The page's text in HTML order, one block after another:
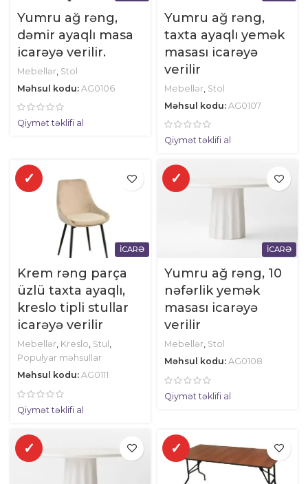
Yumru ağ rəng,
dəmir ayaqlı masa
icarəyə verilir.
Mebellər, Stol
Məhsul kodu: AG0106
Qiymət təklifi al
Yumru ağ rəng,
taxta ayaqlı yemək
masası icarəyə
verilir
Mebellər, Stol
Məhsul kodu: AG0107
Qiymət təklifi al
İCARƏ
✓
Krem rəng parça
üzlü taxta ayaqlı,
kreslo tipli stullar
icarəyə verilir
Mebellər, Kreslo, Stul ,
Populyar məhsullar
Məhsul kodu: AG0111
Qiymət təklifi al
İCARƏ
✓
Yumru ağ rəng, 10
nəfərlik yemək
masası icarəyə
verilir
Mebellər, Stol
Məhsul kodu: AG0108
Qiymət təklifi al
✓ ✓